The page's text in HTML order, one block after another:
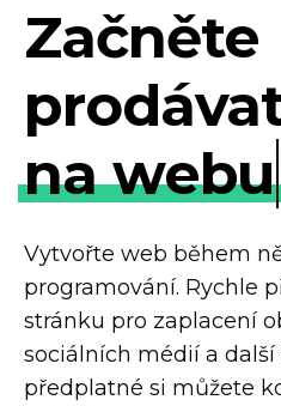
Začněte
na webu
Vytvořte web během
programování. Rychle
stránku pro zaplacení
sociálních médií a další
předplatné si můžete